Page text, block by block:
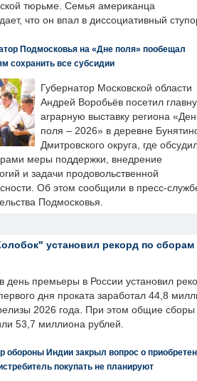
тюрьме. Семья американца
что он впал в диссоциативный
Подмосковья на «Дне поля» пообещал
сохранить все субсидии
Губернатор Московской области
Андрей Воробьёв посетил
аграрную выставку региона
поля – 2026» в деревне
Дмитровского округа, где
меры поддержки, внедрение
и задачи продовольственной
Об этом сообщили в пресс-
Подмосковья.
установил рекорд по сборам
день премьеры в России установил
дня проката заработал 44,8
2026 года. При этом общие сборы
53,7 миллиона рублей.
обороны Индии закрыл вопрос о
покупать не планируют